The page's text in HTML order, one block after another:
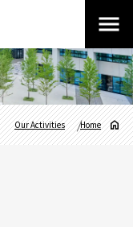
Home
Our Activities